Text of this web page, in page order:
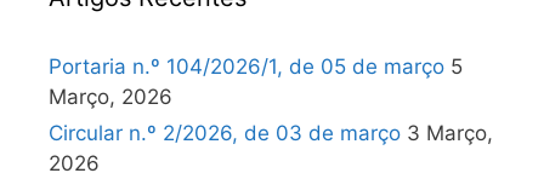
Portaria n.º 104/2026/1, de 05 de março 5
Março, 2026
Circular n.º 2/2026, de 03 de março 3 Março,
2026